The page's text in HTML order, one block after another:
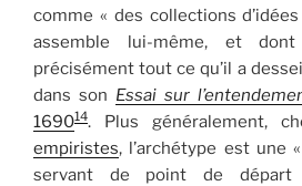
comme « des collections
assemble lui-même, et
précisément tout ce qu’il a
dans son Essai sur
169014. Plus généralement,
empiristes, l’archétype est une
servant de point de départ